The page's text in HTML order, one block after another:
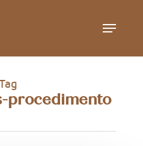
Menu
procedimento